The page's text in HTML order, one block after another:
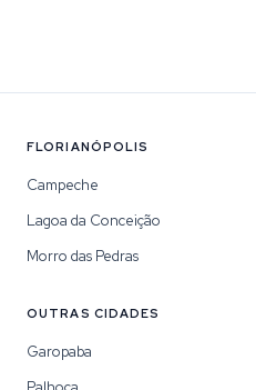
FLORIANÓPOLIS
Campeche
Lagoa da Conceição
Morro das Pedras
OUTRAS CIDADES
Garopaba